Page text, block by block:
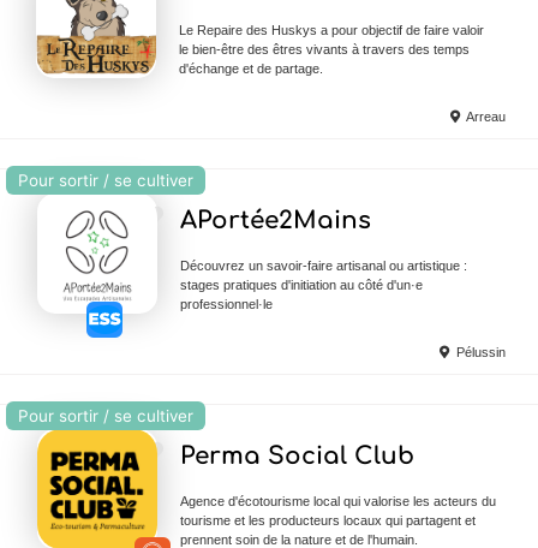
Le Repaire des Huskys a pour objectif de faire valoir
le bien-être des êtres vivants à travers des temps
d'échange et de partage.
Arreau
Pour sortir / se cultiver
APortée2Mains
Découvrez un savoir-faire artisanal ou artistique :
stages pratiques d'initiation au côté d'un·e
professionnel·le
Pélussin
Pour sortir / se cultiver
Perma Social Club
Agence d'écotourisme local qui valorise les acteurs du
tourisme et les producteurs locaux qui partagent et
prennent soin de la nature et de l'humain.